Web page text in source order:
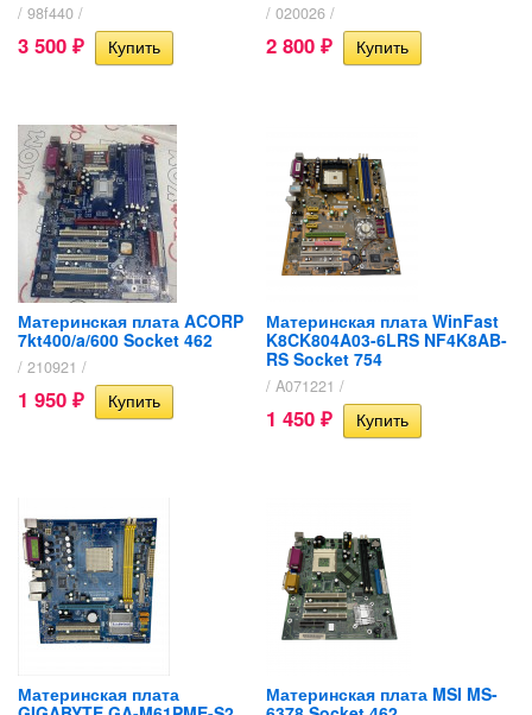
/ 98f440 /
3 500 ₽
/ 020026 /
2 800 ₽
Материнская плата ACORP
7kt400/a/600 Socket 462
/ 210921 /
1 950 ₽
Материнская плата WinFast
K8CK804A03-6LRS NF4K8AB-
RS Socket 754
/ A071221 /
1 450 ₽
Материнская плата
Материнская плата MSI MS-